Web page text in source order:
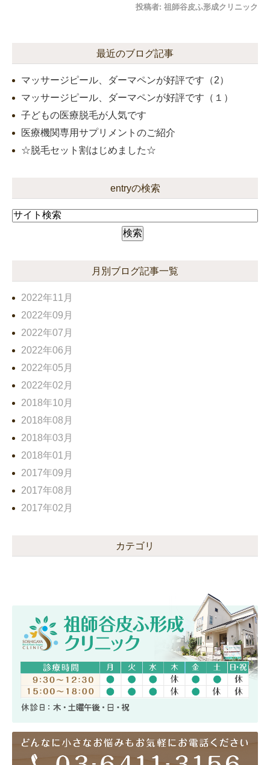
投稿者: 祖師谷皮ふ形成クリニック
最近のブログ記事
マッサージピール、ダーマペンが好評です（2）
マッサージピール、ダーマペンが好評です（１）
子どもの医療脱毛が人気です
医療機関専用サプリメントのご紹介
☆脱毛セット割はじめました☆
entryの検索
月別ブログ記事一覧
2022年11月
2022年09月
2022年07月
2022年06月
2022年05月
2022年02月
2018年10月
2018年08月
2018年03月
2018年01月
2017年09月
2017年08月
2017年02月
カテゴリ